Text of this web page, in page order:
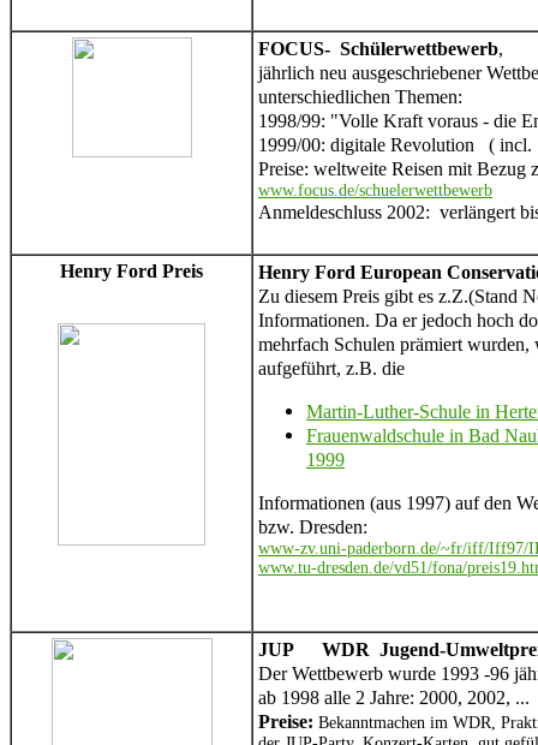
FOCUS- Schülerwettbewerb,
jährlich neu ausgeschriebener
unterschiedlichen Themen:
1998/99: "Volle Kraft voraus - die
1999/00: digitale Revolution ( incl.
Preise: weltweite Reisen mit Bezug
www.focus.de/schuelerwettbewerb
Anmeldeschluss 2002: verlängert
Henry Ford Preis
Henry Ford European
Zu diesem Preis gibt es z.Z.(Stand
Informationen. Da er jedoch hoch
mehrfach Schulen prämiert
aufgeführt, z.B. die
Martin-Luther-Schule in
Frauenwaldschule in Bad
1999
Informationen (aus 1997) auf den
bzw. Dresden:
www-zv.uni-paderborn.de/~fr/iff/Iff97/
www.tu-dresden.de/vd51/fona/
JUP WDR Jugend-
Der Wettbewerb wurde 1993 -96
ab 1998 alle 2 Jahre: 2000, 2002, ...
Preise: Bekanntmachen im WDR,